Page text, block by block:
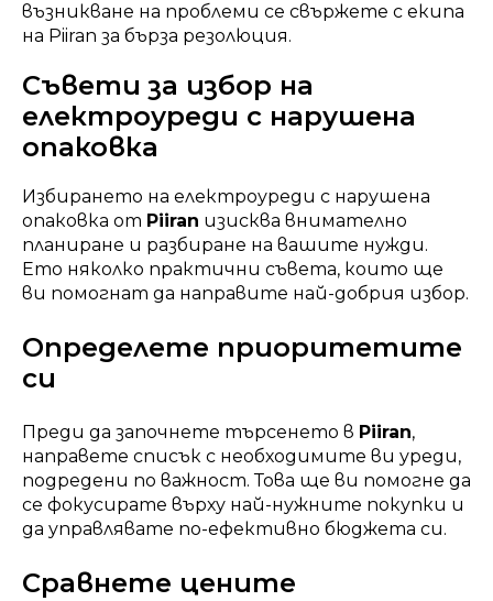
възникване на проблеми се свържете с екипа
на Piiran за бърза резолюция.
Съвети за избор на
електроуреди с нарушена
опаковка
Избирането на електроуреди с нарушена
опаковка от Piiran изисква внимателно
планиране и разбиране на вашите нужди.
Ето няколко практични съвета, които ще
ви помогнат да направите най-добрия избор.
Определете приоритетите
си
Преди да започнете търсенето в Piiran,
направете списък с необходимите ви уреди,
подредени по важност. Това ще ви помогне да
се фокусирате върху най-нужните покупки и
да управлявате по-ефективно бюджета си.
Сравнете цените